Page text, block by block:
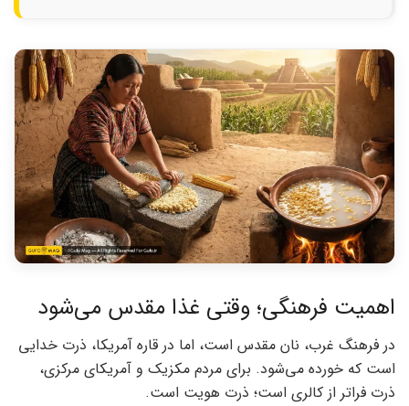
اهمیت فرهنگی؛ وقتی غذا مقدس می‌شود
در فرهنگ غرب، نان مقدس است، اما در قاره آمریکا، ذرت خدایی
است که خورده می‌شود. برای مردم مکزیک و آمریکای مرکزی،
ذرت فراتر از کالری است؛ ذرت هویت است.